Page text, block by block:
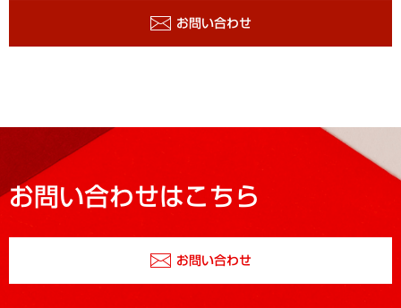
お問い合わせ
お問い合わせはこちら
お問い合わせ